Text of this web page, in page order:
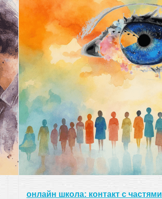
онлайн школа: контакт с частями